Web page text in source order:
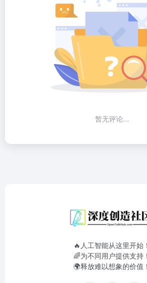
暂无评论...
🔥人工智能从这里开始！
🌈为不同用户提供支持！
🌍释放难以想象的价值！